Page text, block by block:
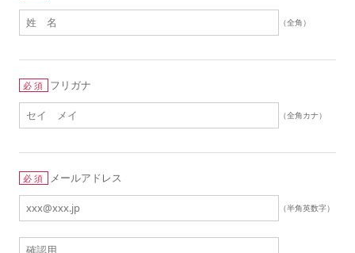
（全角）
必須 フリガナ
（全角カナ）
必須 メールアドレス
（半角英数字）